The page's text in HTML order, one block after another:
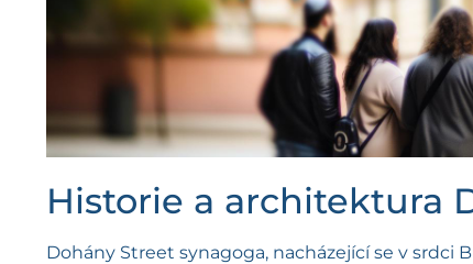
Historie a architektura
Dohány Street synagoga, nacházející se v srdci